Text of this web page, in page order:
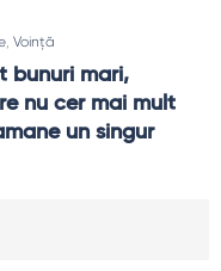
, Voință
bunuri mari,
nu cer mai mult
un singur